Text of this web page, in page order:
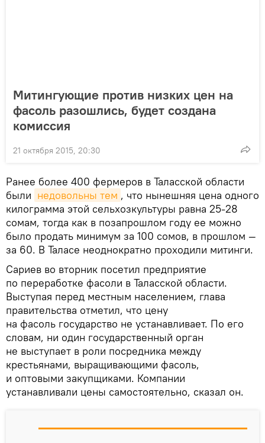
Митингующие против низких цен на
фасоль разошлись, будет создана
комиссия
21 октября 2015, 20:30
Ранее более 400 фермеров в Таласской области
были недовольны тем , что нынешняя цена одного
килограмма этой сельхозкультуры равна 25-28
сомам, тогда как в позапрошлом году ее можно
было продать минимум за 100 сомов, в прошлом —
за 60. В Таласе неоднократно проходили митинги.
Сариев во вторник посетил предприятие
по переработке фасоли в Таласской области.
Выступая перед местным населением, глава
правительства отметил, что цену
на фасоль государство не устанавливает. По его
словам, ни один государственный орган
не выступает в роли посредника между
крестьянами, выращивающими фасоль,
и оптовыми закупщиками. Компании
устанавливали цены самостоятельно, сказал он.